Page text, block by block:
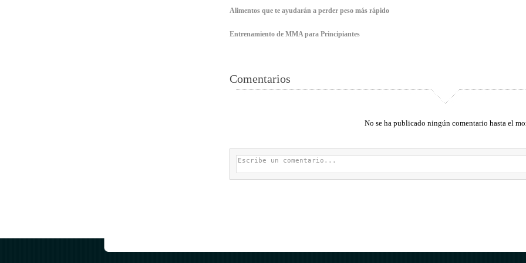
Alimentos que te ayudarán a perder peso más rápido
Entrenamiento de MMA para Principiantes
Comentarios
No se ha publicado ningún comentario hasta el